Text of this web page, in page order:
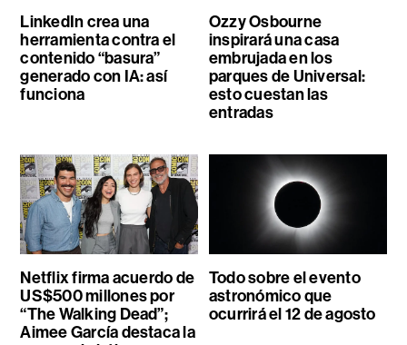
LinkedIn crea una
herramienta contra el
contenido “basura”
generado con IA: así
funciona
Ozzy Osbourne
inspirará una casa
embrujada en los
parques de Universal:
esto cuestan las
entradas
Netflix firma acuerdo de
US$500 millones por
“The Walking Dead”;
Aimee García destaca la
Todo sobre el evento
astronómico que
ocurrirá el 12 de agosto